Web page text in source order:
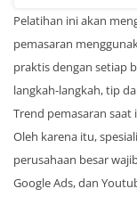
Pelatihan ini akan
pemasaran
praktis dengan setiap
langkah-langkah, tip
Trend pemasaran
Oleh karena itu,
perusahaan besar
Google Ads, dan